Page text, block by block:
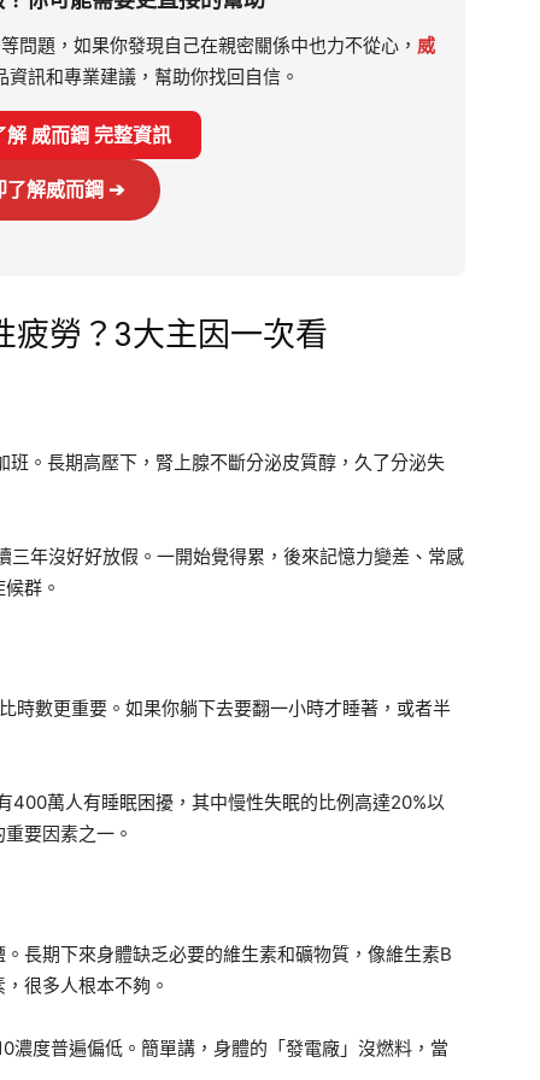
問題，如果你發現自己在親密關係中也力不從心， 威
資訊和專業建議，幫助你找回自信。
威而鋼 完整資訊
了解威而鋼 ➔
疲勞？3大主因一次看
。長期高壓下，腎上腺不斷分泌皮質醇，久了分泌失
年沒好好放假。一開始覺得累，後來記憶力變差、常感
群。
時數更重要。如果你躺下去要翻一小時才睡著，或者半
400萬人有睡眠困擾，其中慢性失眠的比例高達20%以
要因素之一。
長期下來身體缺乏必要的維生素和礦物質，像維生素B
很多人根本不夠。
濃度普遍偏低。簡單講，身體的「發電廠」沒燃料，當